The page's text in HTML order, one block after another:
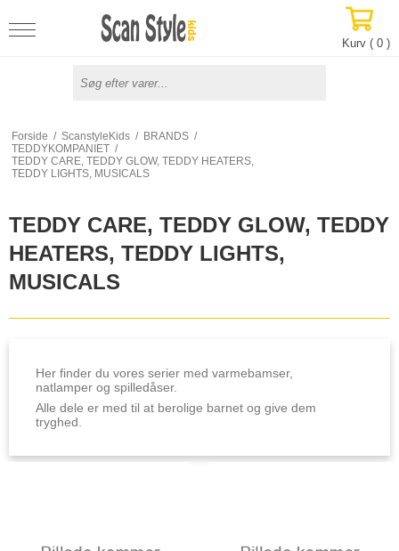
Kurv ( 0 )
Forside / ScanstyleKids / BRANDS /
TEDDYKOMPANIET /
TEDDY CARE, TEDDY GLOW, TEDDY HEATERS,
TEDDY LIGHTS, MUSICALS
TEDDY CARE, TEDDY GLOW, TEDDY
HEATERS, TEDDY LIGHTS,
MUSICALS
Her finder du vores serier med varmebamser,
natlamper og spilledåser.
Alle dele er med til at berolige barnet og give dem
tryghed.